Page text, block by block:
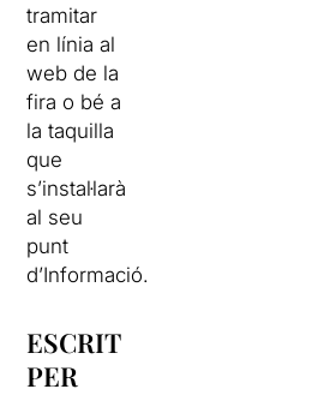
tramitar
en línia al
web de la
fira o bé a
la taquilla
que
s’instal·larà
al seu
punt
d’Informació.
ESCRIT
PER